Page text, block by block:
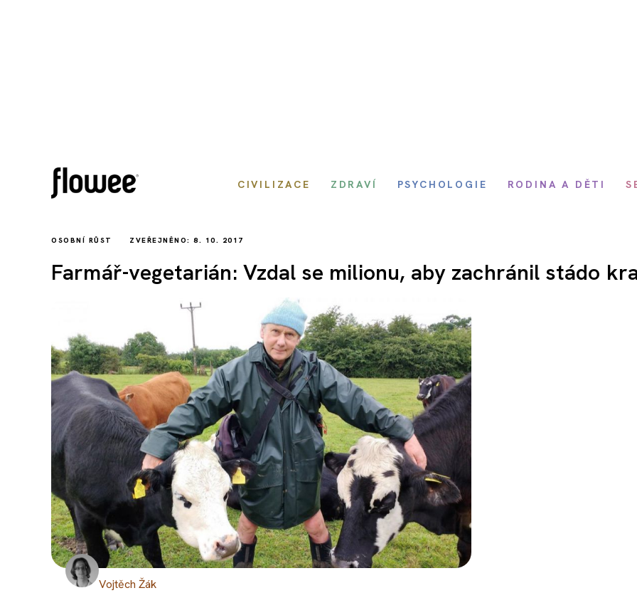
CIVILIZACE ZDRAVÍ PSYCHOLOGIE RODINA A DĚTI
OSOBNÍ RŮST ZVEŘEJNĚNO: 8. 10. 2017
Farmář-vegetarián: Vzdal se milionu, aby zachránil stádo
Vojtěch Žák